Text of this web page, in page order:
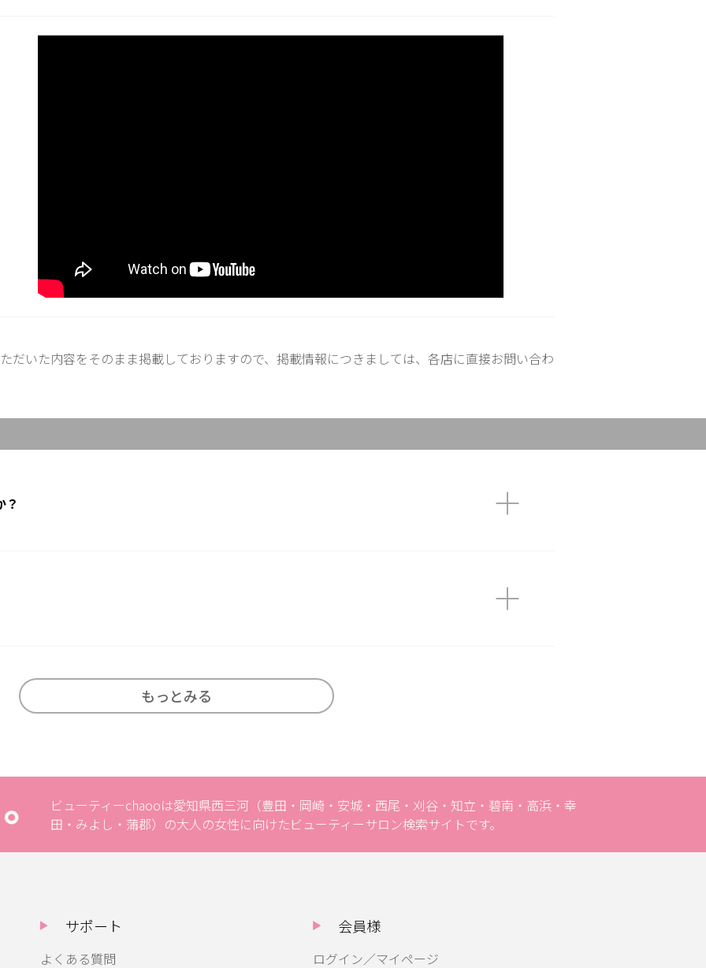
だいた内容をそのまま掲載しておりますので、掲載情報につきましては、各店に直接お問い合わ
？
もっとみる
ビューティーchaooは愛知県西三河（豊田・岡崎・安城・西尾・刈谷・知立・碧南・高浜・幸
田・みよし・蒲郡）の大人の女性に向けたビューティーサロン検索サイトです。
サポート
よくある質問
会員様
ログイン／マイページ